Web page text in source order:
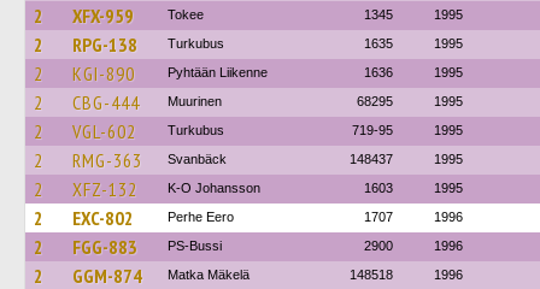
2 XFX-959 Tokee 1345 1995
2 RPG-138 Turkubus 1635 1995
2 KGI-890 Pyhtään Liikenne 1636 1995
2 CBG-444 Muurinen 68295 1995
2 VGL-602 Turkubus 719-95 1995
2 RMG-363 Svanbäck 148437 1995
2 XFZ-132 K-O Johansson 1603 1995
2 EXC-802 Perhe Eero 1707 1996
2 FGG-883 PS-Bussi 2900 1996
2 GGM-874 Matka Mäkelä 148518 1996